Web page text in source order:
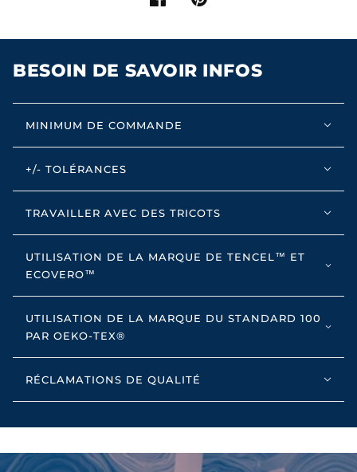
BESOIN DE SAVOIR INFOS
MINIMUM DE COMMANDE
+/- TOLÉRANCES
TRAVAILLER AVEC DES TRICOTS
UTILISATION DE LA MARQUE DE TENCEL™ ET
ECOVERO™
UTILISATION DE LA MARQUE DU STANDARD 100
PAR OEKO-TEX®
RÉCLAMATIONS DE QUALITÉ